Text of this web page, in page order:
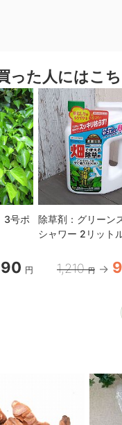
った人にはこ
3号ポ
円
除草剤：グリーン
シャワー 2リット
1,210 円